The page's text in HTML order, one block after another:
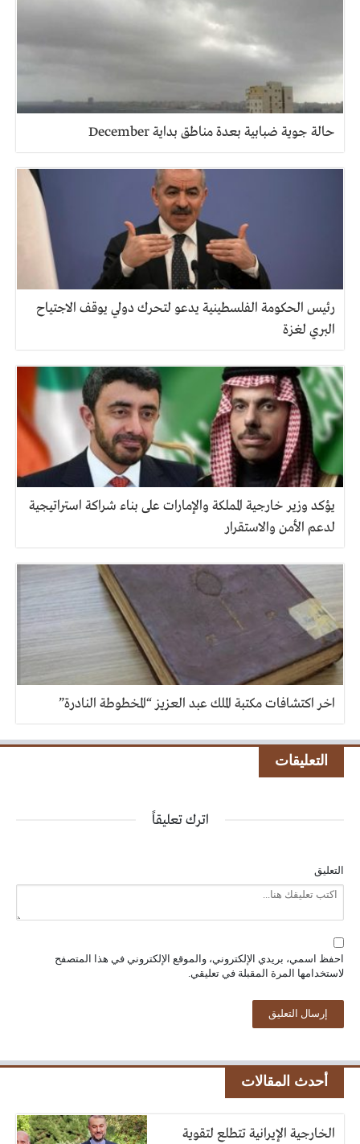
حالة جوية ضبابية بعدة مناطق بداية December
رئيس الحكومة الفلسطينية يدعو لتحرك دولي يوقف الاجتياح
البري لغزة
يؤكد وزير خارجية المملكة والإمارات على بناء شراكة استراتيجية
لدعم الأمن والاستقرار
اخر اكتشافات مكتبة الملك عبد العزيز “المخطوطة النادرة”
التعليقات
اترك تعليقاً
التعليق
احفظ اسمي، بريدي الإلكتروني، والموقع الإلكتروني في هذا المتصفح
لاستخدامها المرة المقبلة في تعليقي.
أحدث المقالات
الخارجية الإيرانية تتطلع لتقوية